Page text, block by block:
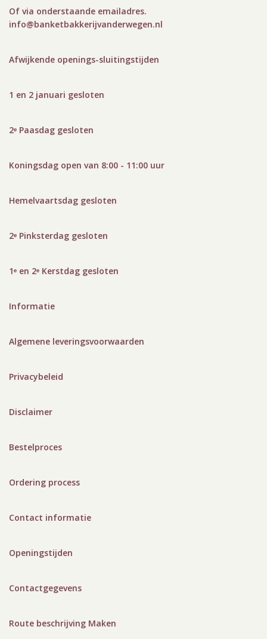
Of via onderstaande emailadres.
info@banketbakkerijvanderwegen.nl
Afwijkende openings-sluitingstijden
1 en 2 januari gesloten
2ᵉ Paasdag gesloten
Koningsdag open van 8:00 - 11:00 uur
Hemelvaartsdag gesloten
2ᵉ Pinksterdag gesloten
1ᵉ en 2ᵉ Kerstdag gesloten
Informatie
Algemene leveringsvoorwaarden
Privacybeleid
Disclaimer
Bestelproces
Ordering process
Contact informatie
Openingstijden
Contactgegevens
Route beschrijving Maken